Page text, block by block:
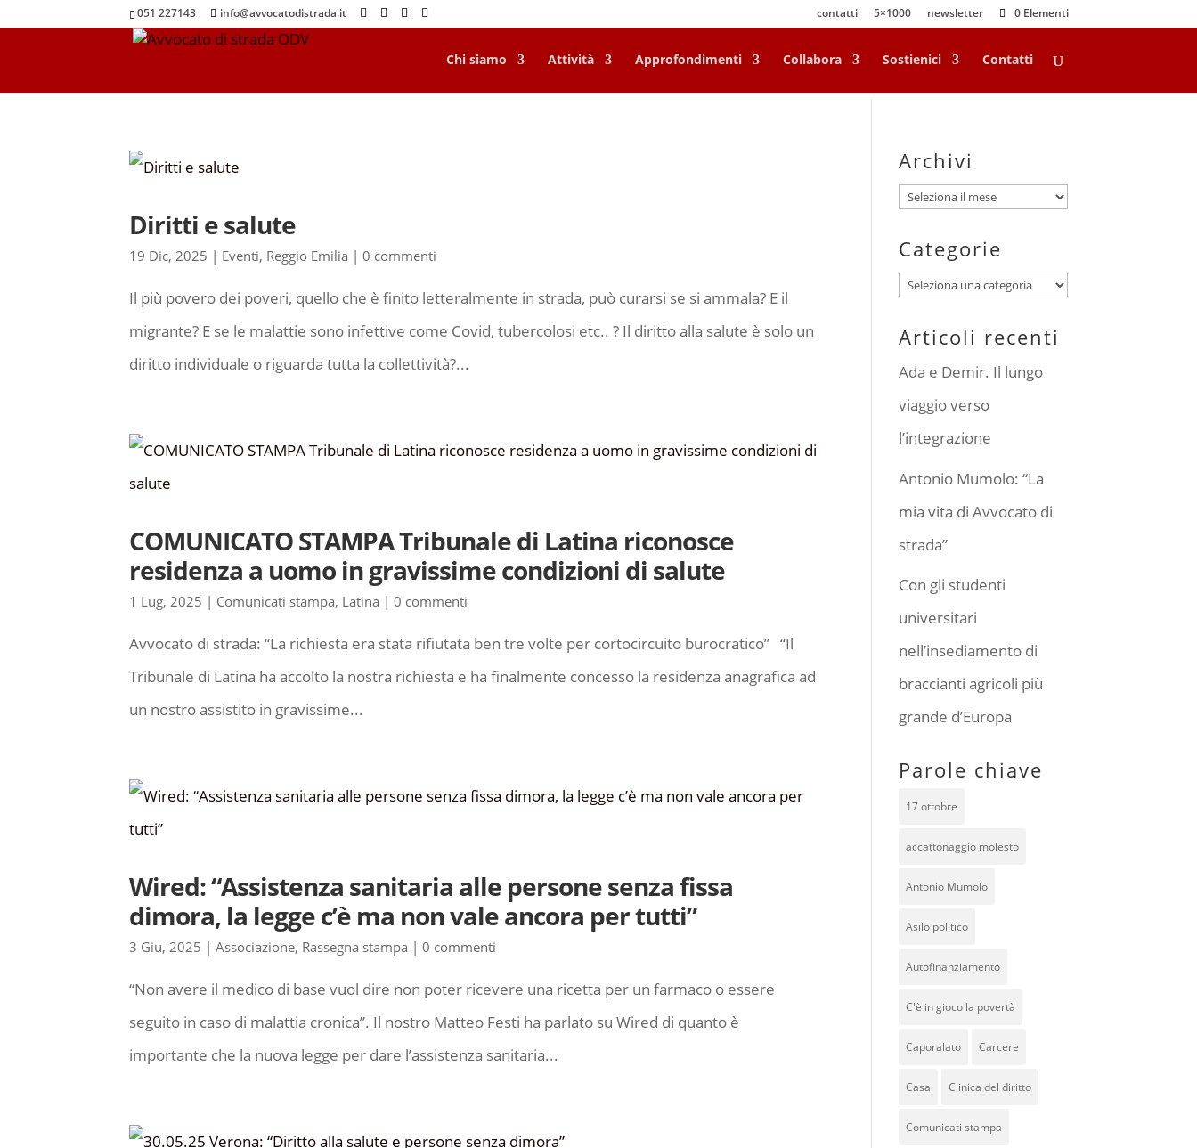
051 227143 info@avvocatodistrada.it contatti 5×1000 newsletter 0 Elementi
Chi siamo Attività Approfondimenti Collabora Sostienici Contatti
Diritti e salute
19 Dic, 2025 | Eventi, Reggio Emilia | 0 commenti
Il più povero dei poveri, quello che è finito letteralmente in strada, può curarsi se si ammala? E il
migrante? E se le malattie sono infettive come Covid, tubercolosi etc.. ? Il diritto alla salute è solo un
diritto individuale o riguarda tutta la collettività?...
COMUNICATO STAMPA Tribunale di Latina riconosce
residenza a uomo in gravissime condizioni di salute
1 Lug, 2025 | Comunicati stampa, Latina | 0 commenti
Avvocato di strada: “La richiesta era stata rifiutata ben tre volte per cortocircuito burocratico” “Il
Tribunale di Latina ha accolto la nostra richiesta e ha finalmente concesso la residenza anagrafica ad
un nostro assistito in gravissime...
Wired: “Assistenza sanitaria alle persone senza fissa
dimora, la legge c’è ma non vale ancora per tutti”
3 Giu, 2025 | Associazione, Rassegna stampa | 0 commenti
“Non avere il medico di base vuol dire non poter ricevere una ricetta per un farmaco o essere
seguito in caso di malattia cronica”. Il nostro Matteo Festi ha parlato su Wired di quanto è
importante che la nuova legge per dare l’assistenza sanitaria...
Archivi
Archivi
Categorie
Categorie
Articoli recenti
Ada e Demir. Il lungo
viaggio verso
l’integrazione
Antonio Mumolo: “La
mia vita di Avvocato di
strada”
Con gli studenti
universitari
nell’insediamento di
braccianti agricoli più
grande d’Europa
Parole chiave
17 ottobre
accattonaggio molesto
Antonio Mumolo
Asilo politico
Autofinanziamento
C'è in gioco la povertà
Caporalato Carcere
Casa Clinica del diritto
Comunicati stampa